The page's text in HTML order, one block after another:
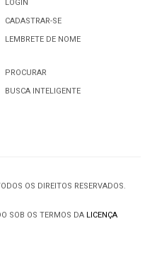
CADASTRAR-SE
LEMBRETE DE NOME
PROCURAR
BUSCA INTELIGENTE
OS DIREITOS RESERVADOS.
SOB OS TERMOS DA LICENÇA